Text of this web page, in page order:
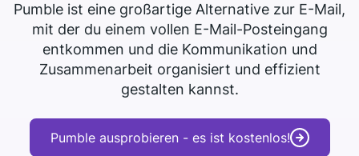
Nachrichten
Threads
Benachrichtigungen
ZUSSAMENARBEIT
Remote
Finanzen
Logistik
Bildung
ENTDECKEN
Knowledge hub
Pumble-Leitfäden
Blog
Pumble herunterladen Tour ansehen Demo buchen
Pumble ist eine großartige Alternative zur E-Mail,
mit der du einem vollen E-Mail-Posteingang
entkommen und die Kommunikation und
Zusammenarbeit organisiert und effizient
gestalten kannst.
Pumble ausprobieren - es ist kostenlos!